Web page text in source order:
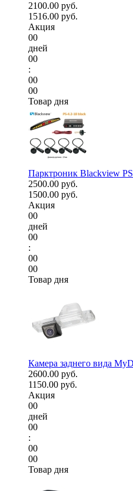
2100.00 руб.
1516.00 руб.
Акция
00
дней
00
:
00
00
Товар дня
Парктроник Blackview
2500.00 руб.
1500.00 руб.
Акция
00
дней
00
:
00
00
Товар дня
Камера заднего вида
2600.00 руб.
1150.00 руб.
Акция
00
дней
00
:
00
00
Товар дня